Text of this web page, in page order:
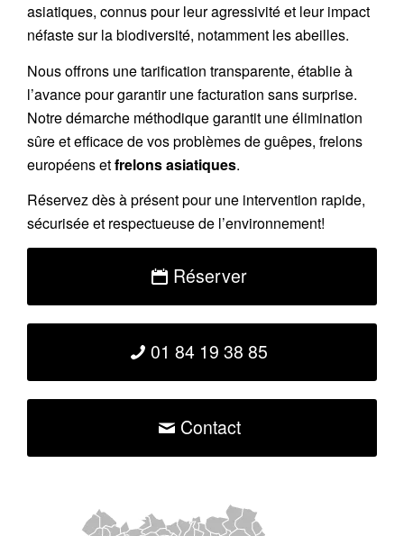
asiatiques, connus pour leur agressivité et leur impact
néfaste sur la biodiversité, notamment les abeilles.
Nous offrons unetarification transparente, établie à
l’avance pour garantir une facturation sans surprise.
Notre démarche méthodique garantit une élimination
sûre et efficace de vos problèmes de guêpes, frelons
européens etfrelons asiatiques.
Réservezdès à présent pour une intervention rapide,
sécurisée et respectueuse de l’environnement!
Réserver
01 84 19 38 85
Contact